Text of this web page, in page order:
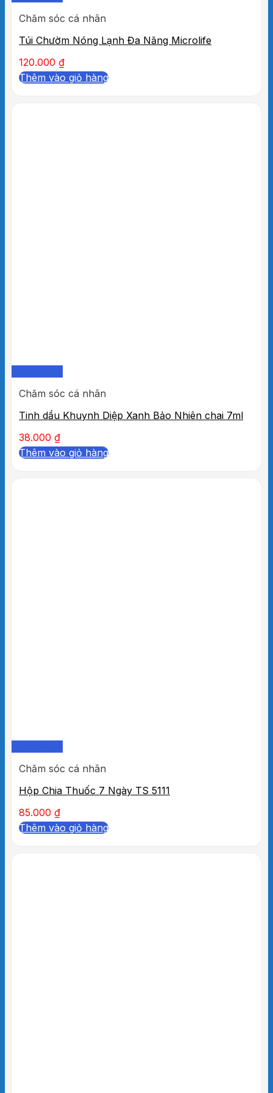
Chăm sóc cá nhân
Túi Chườm Nóng Lạnh Đa Năng Microlife
120.000 ₫
Thêm vào giỏ hàng
Chăm sóc cá nhân
Tinh dầu Khuynh Diệp Xanh Bảo Nhiên chai 7ml
38.000 ₫
Thêm vào giỏ hàng
Chăm sóc cá nhân
Hộp Chia Thuốc 7 Ngày TS 5111
85.000 ₫
Thêm vào giỏ hàng